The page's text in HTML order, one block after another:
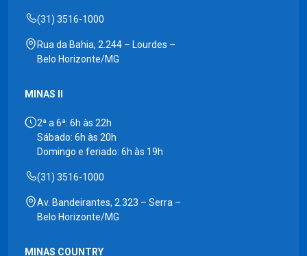
(31) 3516-1000
Rua da Bahia, 2.244 – Lourdes –
Belo Horizonte/MG
MINAS II
2ª a 6ª: 6h às 22h
Sábado: 6h às 20h
Domingo e feriado: 6h às 19h
(31) 3516-1000
Av. Bandeirantes, 2.323 – Serra –
Belo Horizonte/MG
MINAS COUNTRY